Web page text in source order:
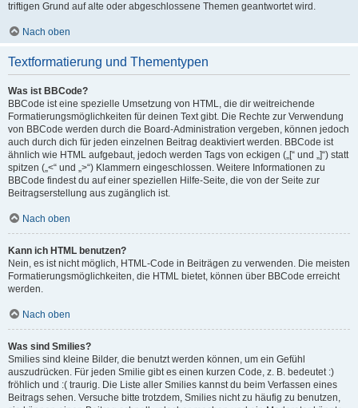
triftigen Grund auf alte oder abgeschlossene Themen geantwortet wird.
Nach oben
Textformatierung und Thementypen
Was ist BBCode?
BBCode ist eine spezielle Umsetzung von HTML, die dir weitreichende
Formatierungsmöglichkeiten für deinen Text gibt. Die Rechte zur Verwendung
von BBCode werden durch die Board-Administration vergeben, können jedoch
auch durch dich für jeden einzelnen Beitrag deaktiviert werden. BBCode ist
ähnlich wie HTML aufgebaut, jedoch werden Tags von eckigen („[“ und „]“) statt
spitzen („<“ und „>“) Klammern eingeschlossen. Weitere Informationen zu
BBCode findest du auf einer speziellen Hilfe-Seite, die von der Seite zur
Beitragserstellung aus zugänglich ist.
Nach oben
Kann ich HTML benutzen?
Nein, es ist nicht möglich, HTML-Code in Beiträgen zu verwenden. Die meisten
Formatierungsmöglichkeiten, die HTML bietet, können über BBCode erreicht
werden.
Nach oben
Was sind Smilies?
Smilies sind kleine Bilder, die benutzt werden können, um ein Gefühl
auszudrücken. Für jeden Smilie gibt es einen kurzen Code, z. B. bedeutet :)
fröhlich und :( traurig. Die Liste aller Smilies kannst du beim Verfassen eines
Beitrags sehen. Versuche bitte trotzdem, Smilies nicht zu häufig zu benutzen,